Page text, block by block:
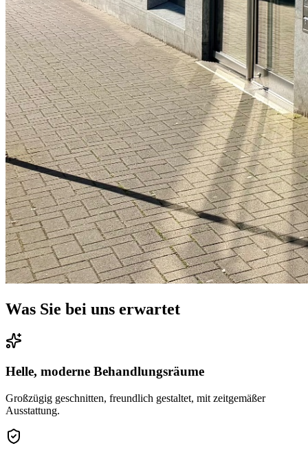
Was Sie bei uns erwartet
Helle, moderne Behandlungsräume
Großzügig geschnitten, freundlich gestaltet, mit zeitgemäßer
Ausstattung.